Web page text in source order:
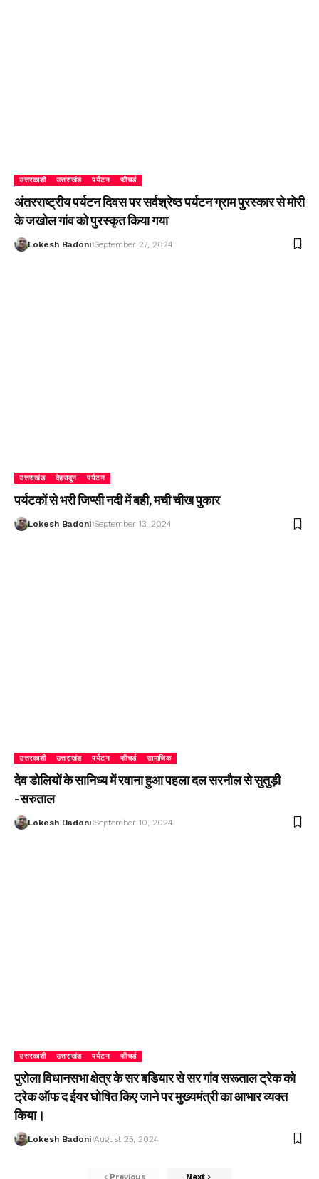
उत्तरकाशी उत्तराखंड पर्यटन फीचर्ड
अंतरराष्ट्रीय पर्यटन दिवस पर सर्वश्रेष्ठ पर्यटन ग्राम पुरस्कार से मोरी
के जखोल गांव को पुरस्कृत किया गया
Lokesh Badoni September 27, 2024
उत्तराखंड देहरादून पर्यटन
पर्यटकों से भरी जिप्सी नदी में बही, मची चीख पुकार
Lokesh Badoni September 13, 2024
उत्तरकाशी उत्तराखंड पर्यटन फीचर्ड सामाजिक
देव डोलियों के सानिध्य में रवाना हुआ पहला दल सरनौल से सुतुड़ी
-सरुताल
Lokesh Badoni September 10, 2024
उत्तरकाशी उत्तराखंड पर्यटन फीचर्ड
पुरोला विधानसभा क्षेत्र के सर बडियार से सर गांव सरूताल ट्रेक को
ट्रेक ऑफ द ईयर घोषित किए जाने पर मुख्यमंत्री का आभार व्यक्त
किया।
Lokesh Badoni August 25, 2024